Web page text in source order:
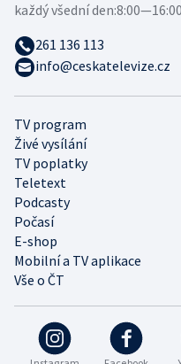
TV program
Živé vysílání
TV poplatky
Teletext
Podcasty
Počasí
E-shop
Mobilní a TV aplikace
Vše o ČT
každý všední den:
261 136 113
info@ceskatelevize.cz